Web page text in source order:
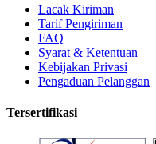
Lacak Kiriman
Tarif Pengiriman
FAQ
Syarat & Ketentuan
Kebijakan Privasi
Pengaduan Pelanggan
Tersertifikasi